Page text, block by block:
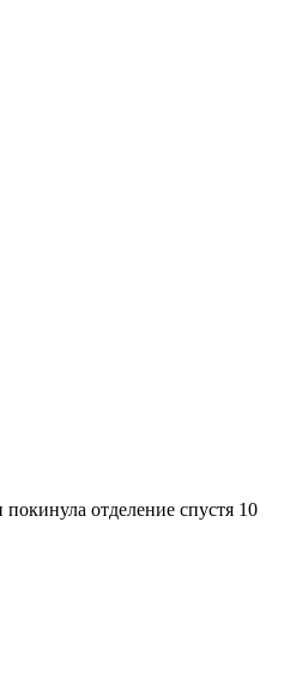
отделение спустя 10